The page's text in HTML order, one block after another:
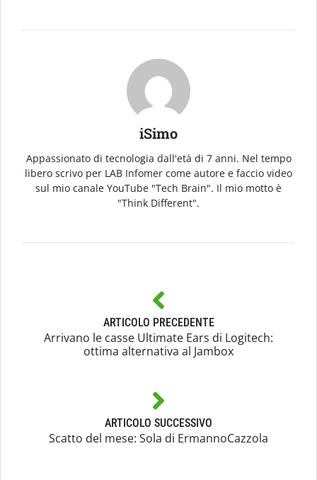
iSimo
Appassionato di tecnologia dall'età di 7 anni. Nel tempo
libero scrivo per LAB Infomer come autore e faccio video
sul mio canale YouTube "Tech Brain". Il mio motto è
"Think Different".
ARTICOLO PRECEDENTE
Arrivano le casse Ultimate Ears di Logitech:
ottima alternativa al Jambox
ARTICOLO SUCCESSIVO
Scatto del mese: Sola di ErmannoCazzola